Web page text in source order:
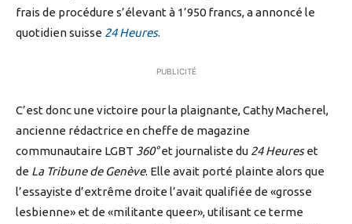
frais de procédure s’élevant à 1’950 francs, a annoncé le
quotidien suisse 24 Heures.
PUBLICITÉ
C’est donc une victoire pour la plaignante, Cathy Macherel,
ancienne rédactrice en cheffe de magazine
communautaire LGBT 360°et journaliste du 24 Heureset
de La Tribune de Genève. Elle avait porté plainte alors que
l’essayiste d’extrême droite l’avait qualifiée de «grosse
lesbienne» et de «militante queer», utilisant ce terme